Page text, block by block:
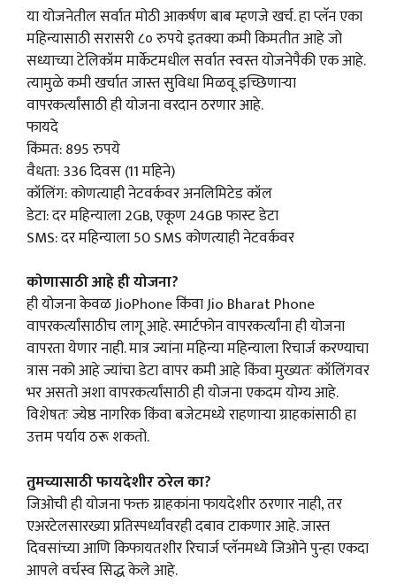
या योजनेतील सर्वात मोठी आकर्षण बाब म्हणजे खर्च. हा प्लॅन एका
महिन्यासाठी सरासरी ८० रुपये इतक्या कमी किमतीत आहे जो
सध्याच्या टेलिकॉम मार्केटमधील सर्वात स्वस्त योजनेपैकी एक आहे.
त्यामुळे कमी खर्चात जास्त सुविधा मिळवू इच्छिणाऱ्या
वापरकर्त्यांसाठी ही योजना वरदान ठरणार आहे.
फायदे
किंमत: 895 रुपये
वैधता: 336 दिवस (11 महिने)
कॉलिंग: कोणत्याही नेटवर्कवर अनलिमिटेड कॉल
डेटा: दर महिन्याला 2GB, एकूण 24GB फास्ट डेटा
SMS: दर महिन्याला 50 SMS कोणत्याही नेटवर्कवर
कोणासाठी आहे ही योजना?
ही योजना केवळ JioPhone किंवा Jio Bharat Phone
वापरकर्त्यांसाठीच लागू आहे. स्मार्टफोन वापरकर्त्यांना ही योजना
वापरता येणार नाही. मात्र ज्यांना महिन्या महिन्याला रिचार्ज करण्याचा
त्रास नको आहे ज्यांचा डेटा वापर कमी आहे किंवा मुख्यतः कॉलिंगवर
भर असतो अशा वापरकर्त्यांसाठी ही योजना एकदम योग्य आहे.
विशेषतः ज्येष्ठ नागरिक किंवा बजेटमध्ये राहणाऱ्या ग्राहकांसाठी हा
उत्तम पर्याय ठरू शकतो.
तुमच्यासाठी फायदेशीर ठरेल का?
जिओची ही योजना फक्त ग्राहकांना फायदेशीर ठरणार नाही, तर
एअरटेलसारख्या प्रतिस्पर्ध्यांवरही दबाव टाकणार आहे. जास्त
दिवसांच्या आणि किफायतशीर रिचार्ज प्लॅनमध्ये जिओने पुन्हा एकदा
आपले वर्चस्व सिद्ध केले आहे.